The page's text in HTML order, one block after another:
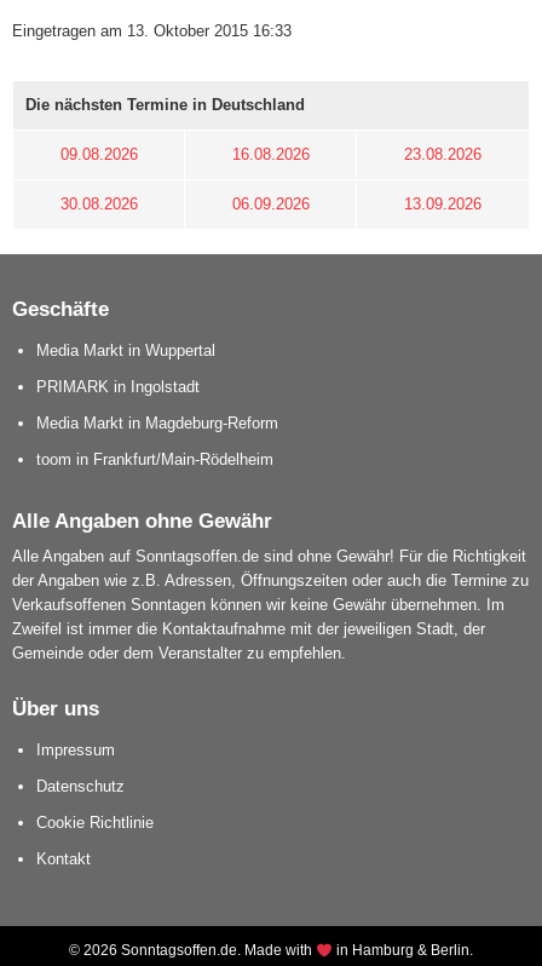
Eingetragen am 13. Oktober 2015 16:33
Die nächsten Termine in Deutschland
09.08.2026 16.08.2026 23.08.2026
30.08.2026 06.09.2026 13.09.2026
Geschäfte
Media Markt in Wuppertal
PRIMARK in Ingolstadt
Media Markt in Magdeburg-Reform
toom in Frankfurt/Main-Rödelheim
Alle Angaben ohne Gewähr
Alle Angaben auf Sonntagsoffen.de sind ohne Gewähr! Für die Richtigkeit
der Angaben wie z.B. Adressen, Öffnungszeiten oder auch die Termine zu
Verkaufsoffenen Sonntagen können wir keine Gewähr übernehmen. Im
Zweifel ist immer die Kontaktaufnahme mit der jeweiligen Stadt, der
Gemeinde oder dem Veranstalter zu empfehlen.
Über uns
Impressum
Datenschutz
Cookie Richtlinie
Kontakt
© 2026 Sonntagsoffen.de. Made with in Hamburg & Berlin.